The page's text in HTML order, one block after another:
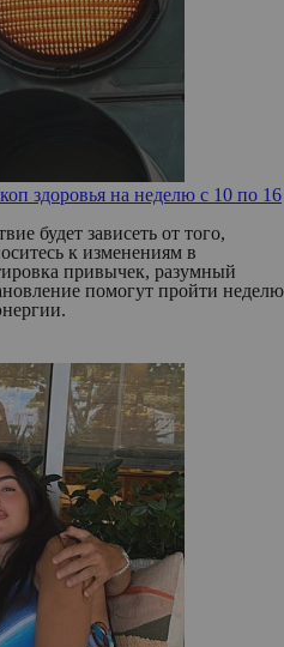
здоровья на неделю с 10 по 16
будет зависеть от того,
к изменениям в
привычек, разумный
помогут пройти неделю